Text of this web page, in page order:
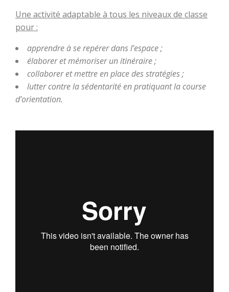
Une activité adaptable à tous les niveaux de classe
pour :
apprendre à se repérer dans l’espace ;
élaborer et mémoriser un itinéraire ;
collaborer et mettre en place des stratégies ;
lutter contre la sédentarité en pratiquant la course
d’orientation.